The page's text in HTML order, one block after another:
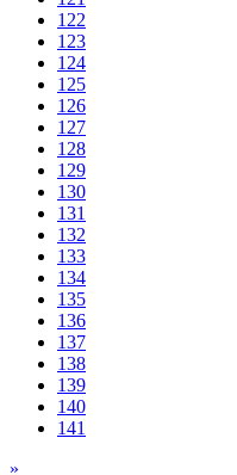
122
123
124
125
126
127
128
129
130
131
132
133
134
135
136
137
138
139
140
141
»